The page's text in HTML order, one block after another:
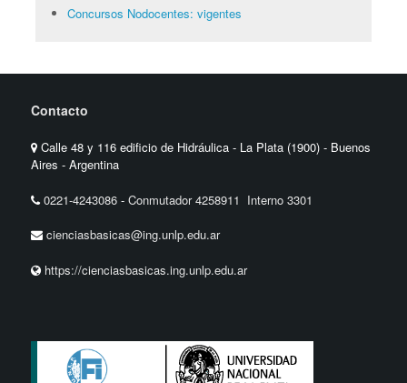
Concursos Nodocentes: vigentes
Contacto
Calle 48 y 116 edificio de Hidráulica - La Plata (1900) - Buenos
Aires - Argentina
0221-4243086 -Conmutador 4258911 Interno 3301
cienciasbasicas@ing.unlp.edu.ar
https://cienciasbasicas.ing.unlp.edu.ar